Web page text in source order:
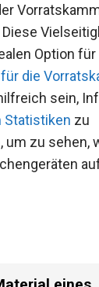
Option für
die
sein,
Statistiken zu
um zu sehen,